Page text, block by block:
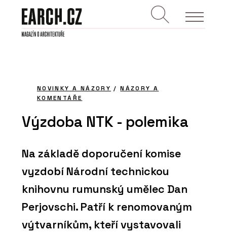
NOVINKY A NÁZORY /NÁZORY A
KOMENTÁŘE
Výzdoba NTK - polemika
Na základě doporučení komise
vyzdobí Národní technickou
knihovnu rumunský umělec Dan
Perjovschi. Patří k renomovaným
výtvarníkům, kteří vystavovali